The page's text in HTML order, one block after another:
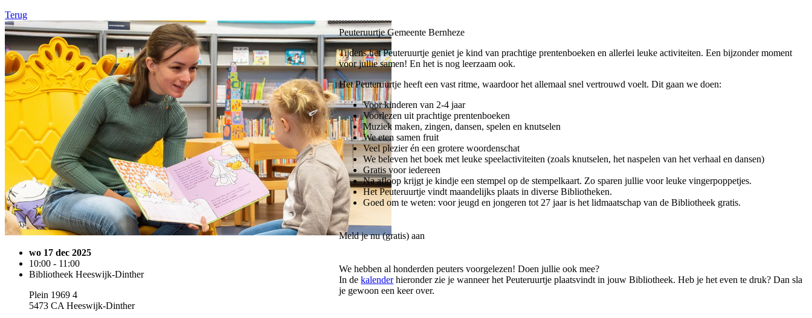
Terug
wo 17 dec 2025
10:00 - 11:00
Bibliotheek Heeswijk-Dinther
Plein 1969 4
5473 CA Heeswijk-Dinther
Peuteruurtje Gemeente Bernheze
Tijdens het Peuteruurtje geniet je kind van prachtige prentenboeken en allerlei leuke activiteiten. Een bijzonder moment
voor jullie samen! En het is nog leerzaam ook.
Het Peuteruurtje heeft een vast ritme, waardoor het allemaal snel vertrouwd voelt. Dit gaan we doen:
Voor kinderen van 2-4 jaar
Voorlezen uit prachtige prentenboeken
Muziek maken, zingen, dansen, spelen en knutselen
We eten samen fruit
Veel plezier én een grotere woordenschat
We beleven het boek met leuke speelactiviteiten (zoals knutselen, het naspelen van het verhaal en dansen)
Gratis voor iedereen
Na afloop krijgt je kindje een stempel op de stempelkaart. Zo sparen jullie voor leuke vingerpoppetjes.
Het Peuteruurtje vindt maandelijks plaats in diverse Bibliotheken.
Goed om te weten: voor jeugd en jongeren tot 27 jaar is het lidmaatschap van de Bibliotheek gratis.
Meld je nu (gratis) aan
We hebben al honderden peuters voorgelezen! Doen jullie ook mee?
In dekalenderhieronder zie je wanneer het Peuteruurtje plaatsvindt in jouw Bibliotheek. Heb je het even te druk? Dan sla
je gewoon een keer over.